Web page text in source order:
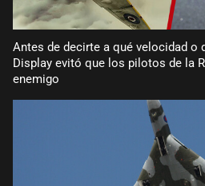
Antes de decirte a qué velocidad o
Display evitó que los pilotos de la
enemigo